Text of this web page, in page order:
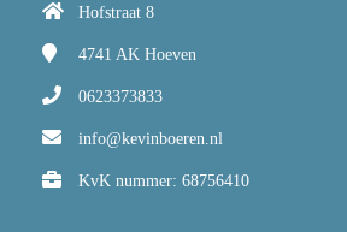
Hofstraat 8
4741 AK Hoeven
0623373833
info@kevinboeren.nl
KvK nummer: 68756410